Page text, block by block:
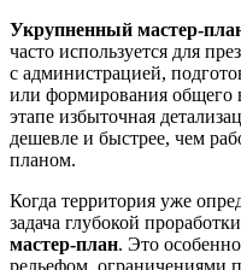
Укрупненный мастер-
часто используется для
с администрацией,
или формирования общего
этапе избыточная
дешевле и быстрее, чем
планом.
Когда территория уже
задача глубокой
мастер-план. Это
рельефом, ограничениями